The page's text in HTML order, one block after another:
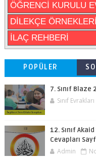
ÖĞRENCİ KURULU
DİLEKÇE ÖRNEKLERİ
İLAÇ REHBERİ
POPÜLER
7. Sınıf Blaze
Sınıf Evrakları
12. Sınıf
Cevapları
Admin